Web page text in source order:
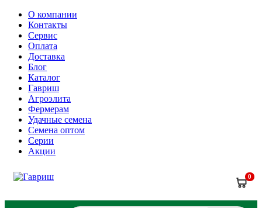
О компании
Контакты
Сервис
Оплата
Доставка
Блог
Каталог
Гавриш
Агроэлита
Фермерам
Удачные семена
Семена оптом
Серии
Акции
0